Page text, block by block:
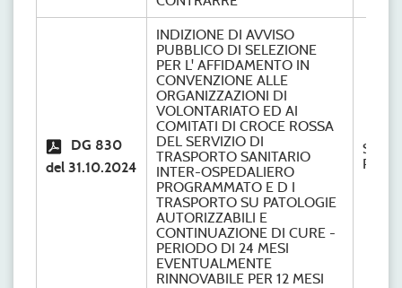
DG 830
del 31.10.2024
INDIZIONE DI AVVISO
PUBBLICO DI SELEZIONE
PER L' AFFIDAMENTO IN
CONVENZIONE ALLE
ORGANIZZAZIONI DI
VOLONTARIATO ED AI
COMITATI DI CROCE ROSSA
DEL SERVIZIO DI
TRASPORTO SANITARIO
INTER-OSPEDALIERO
PROGRAMMATO E D I
TRASPORTO SU PATOLOGIE
AUTORIZZABILI E
CONTINUAZIONE DI CURE -
PERIODO DI 24 MESI
EVENTUALMENTE
RINNOVABILE PER 12 MESI
S.C.